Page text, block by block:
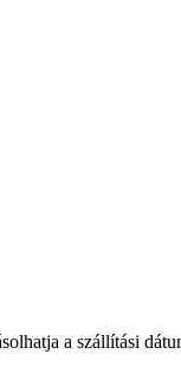
a szállítási